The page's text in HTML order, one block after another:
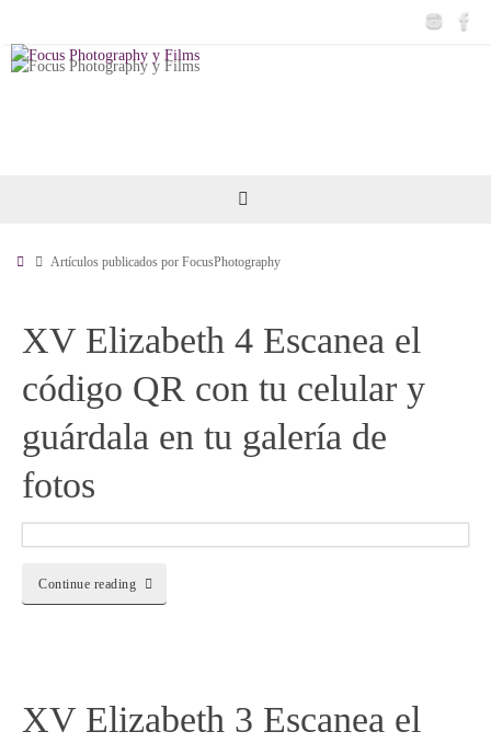
contenido
InicioArtículos publicados por FocusPhotography
XV Elizabeth 4 Escanea el
código QR con tu celular y
guárdala en tu galería de
fotos
Continue reading
XV Elizabeth 3 Escanea el